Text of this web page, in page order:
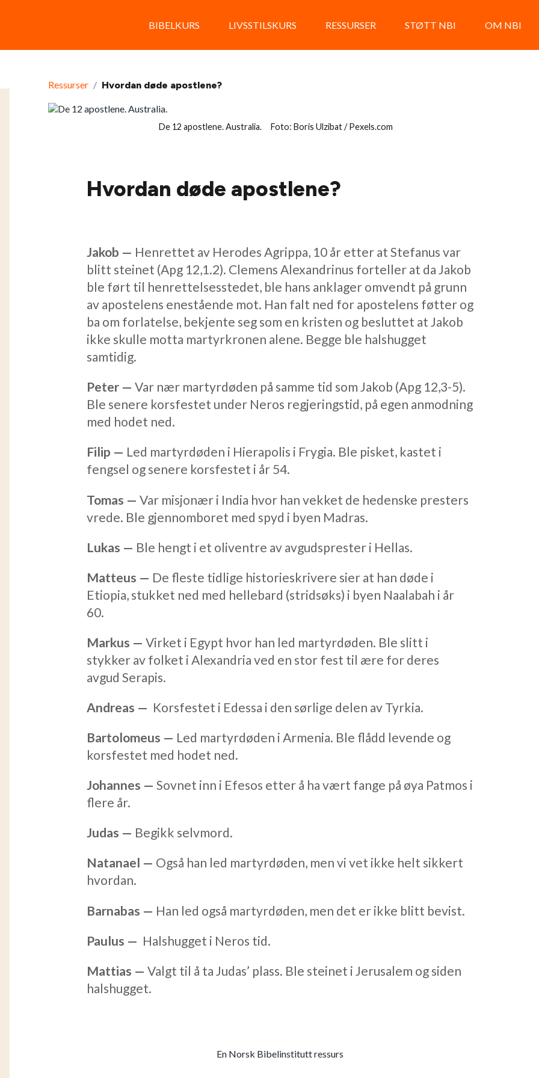
BIBELKURS LIVSSTILSKURS RESSURSER STØTT NBI OM NBI
Ressurser / Hvordan døde apostlene?
De 12 apostlene. Australia. Foto: Boris Ulzibat / Pexels.com
Hvordan døde apostlene?
Jakob — Henrettet av Herodes Agrippa, 10 år etter at Stefanus var
blitt steinet (Apg 12,1.2). Clemens Alexandrinus forteller at da Jakob
ble ført til henrettelsesstedet, ble hans anklager omvendt på grunn
av apostelens enestående mot. Han falt ned for apostelens føtter og
ba om forlatelse, bekjente seg som en kristen og besluttet at Jakob
ikke skulle motta martyrkronen alene. Begge ble halshugget
samtidig.
Peter — Var nær martyrdøden på samme tid som Jakob (Apg 12,3-5).
Ble senere korsfestet under Neros regjeringstid, på egen anmodning
med hodet ned.
Filip — Led martyrdøden i Hierapolis i Frygia. Ble pisket, kastet i
fengsel og senere korsfestet i år 54.
Tomas — Var misjonær i India hvor han vekket de hedenske presters
vrede. Ble gjennomboret med spyd i byen Madras.
Lukas — Ble hengt i et oliventre av avgudsprester i Hellas.
Matteus — De fleste tidlige historieskrivere sier at han døde i
Etiopia, stukket ned med hellebard (stridsøks) i byen Naalabah i år
60.
Markus — Virket i Egypt hvor han led martyrdøden. Ble slitt i
stykker av folket i Alexandria ved en stor fest til ære for deres
avgud Serapis.
Andreas — Korsfestet i Edessa i den sørlige delen av Tyrkia.
Bartolomeus — Led martyrdøden i Armenia. Ble flådd levende og
korsfestet med hodet ned.
Johannes — Sovnet inn i Efesos etter å ha vært fange på øya Patmos i
flere år.
Judas — Begikk selvmord.
Natanael — Også han led martyrdøden, men vi vet ikke helt sikkert
hvordan.
Barnabas — Han led også martyrdøden, men det er ikke blitt bevist.
Paulus — Halshugget i Neros tid.
Mattias — Valgt til å ta Judas’ plass. Ble steinet i Jerusalem og siden
halshugget.
En Norsk Bibelinstitutt ressurs